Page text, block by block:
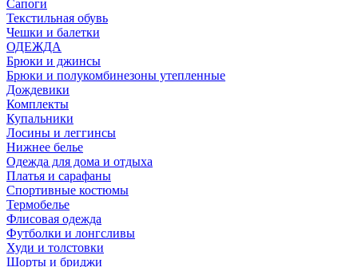
Сапоги
Текстильная обувь
Чешки и балетки
ОДЕЖДА
Брюки и джинсы
Брюки и полукомбинезоны утепленные
Дождевики
Комплекты
Купальники
Лосины и леггинсы
Нижнее белье
Одежда для дома и отдыха
Платья и сарафаны
Спортивные костюмы
Термобелье
Флисовая одежда
Футболки и лонгсливы
Худи и толстовки
Шорты и бриджи